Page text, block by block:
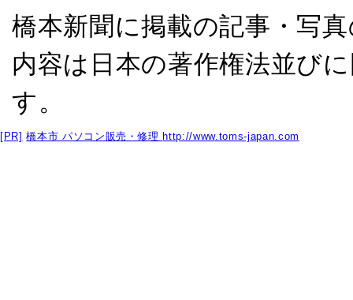
橋本新聞に掲載の記事・写
内容は日本の著作権法並び
す。
[PR] 橋本市 パソコン販売・修理 http://www.toms-japan.com